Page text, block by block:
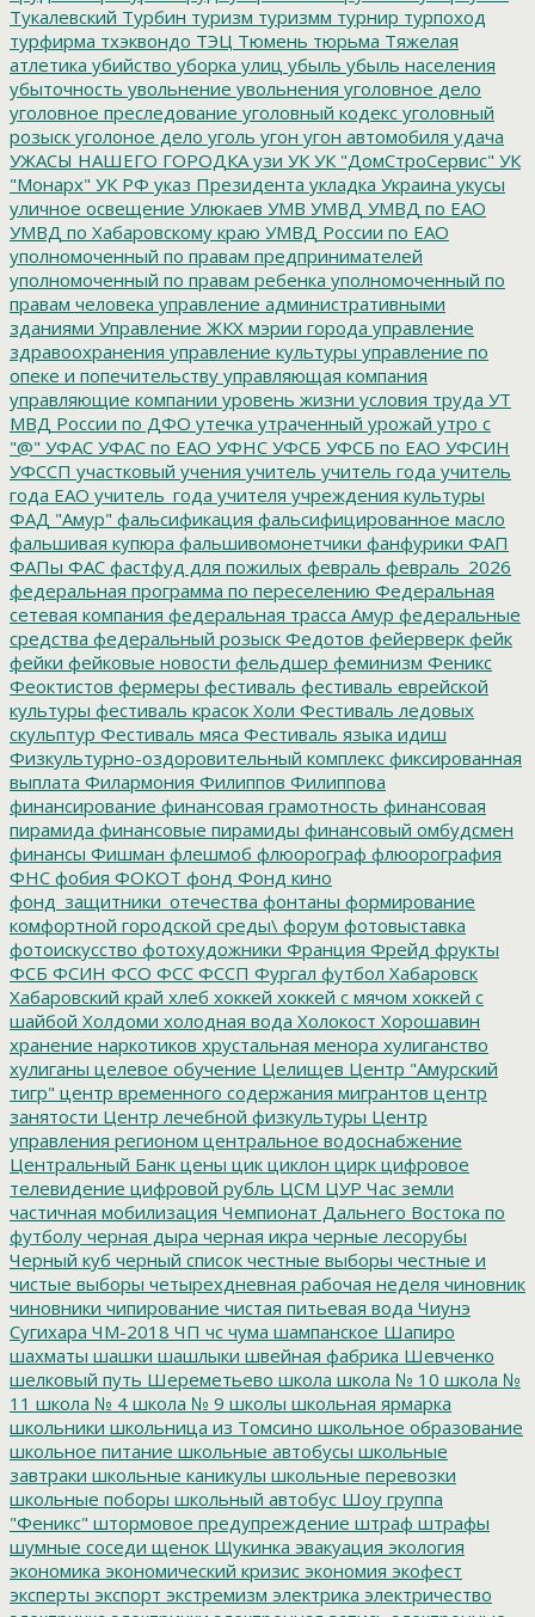
Тукалевский Турбин туризм туризмм турнир турпоход
турфирма тхэквондо ТЭЦ Тюмень тюрьма Тяжелая
атлетика убийство уборка улиц убыль убыль населения
убыточность увольнение увольнения уголовное дело
уголовное преследование уголовный кодекс уголовный
розыск уголоное дело уголь угон угон автомобиля удача
УЖАСЫ НАШЕГО ГОРОДКА узи УК УК "ДомСтроСервис" УК
"Монарх" УК РФ указ Президента укладка Украина укусы
уличное освещение Улюкаев УМВ УМВД УМВД по ЕАО
УМВД по Хабаровскому краю УМВД России по ЕАО
уполномоченный по правам предпринимателей
уполномоченный по правам ребенка уполномоченный по
правам человека управление административными
зданиями Управление ЖКХ мэрии города управление
здравоохранения управление культуры управление по
опеке и попечительству управляющая компания
управляющие компании уровень жизни условия труда УТ
МВД России по ДФО утечка утраченный урожай утро с
"@" УФАС УФАС по ЕАО УФНС УФСБ УФСБ по ЕАО УФСИН
УФССП участковый учения учитель учитель года учитель
года ЕАО учитель_года учителя учреждения культуры
ФАД "Амур" фальсификация фальсифицированное масло
фальшивая купюра фальшивомонетчики фанфурики ФАП
ФАПы ФАС фастфуд для пожилых февраль февраль_2026
федеральная программа по переселению Федеральная
сетевая компания федеральная трасса Амур федеральные
средства федеральный розыск Федотов фейерверк фейк
фейки фейковые новости фельдшер феминизм Феникс
Феоктистов фермеры фестиваль фестиваль еврейской
культуры фестиваль красок Холи Фестиваль ледовых
скульптур Фестиваль мяса Фестиваль языка идиш
Физкультурно-оздоровительный комплекс фиксированная
выплата Филармония Филиппов Филиппова
финансирование финансовая грамотность финансовая
пирамида финансовые пирамиды финансовый омбудсмен
финансы Фишман флешмоб флюорограф флюорография
ФНС фобия ФОКОТ фонд Фонд кино
фонд_защитники_отечества фонтаны формирование
комфортной городской среды\ форум фотовыставка
фотоискусство фотохудожники Франция Фрейд фрукты
ФСБ ФСИН ФСО ФСС ФССП Фургал футбол Хабаровск
Хабаровский край хлеб хоккей хоккей с мячом хоккей с
шайбой Холдоми холодная вода Холокост Хорошавин
хранение наркотиков хрустальная менора хулиганство
хулиганы целевое обучение Целищев Центр "Амурский
тигр" центр временного содержания мигрантов центр
занятости Центр лечебной физкультуры Центр
управления регионом центральное водоснабжение
Центральный Банк цены цик циклон цирк цифровое
телевидение цифровой рубль ЦСМ ЦУР Час земли
частичная мобилизация Чемпионат Дальнего Востока по
футболу черная дыра черная икра черные лесорубы
Черный куб черный список честные выборы честные и
чистые выборы четырехдневная рабочая неделя чиновник
чиновники чипирование чистая питьевая вода Чиунэ
Сугихара ЧМ-2018 ЧП чс чума шампанское Шапиро
шахматы шашки шашлыки швейная фабрика Шевченко
шелковый путь Шереметьево школа школа № 10 школа №
11 школа № 4 школа № 9 школы школьная ярмарка
школьники школьница из Томсино школьное образование
школьное питание школьные автобусы школьные
завтраки школьные каникулы школьные перевозки
школьные поборы школьный автобус Шоу группа
"Феникс" штормовое предупреждение штраф штрафы
шумные соседи щенок Щукинка эвакуация экология
экономика экономический кризис экономия экофест
эксперты экспорт экстремизм электрика электричество